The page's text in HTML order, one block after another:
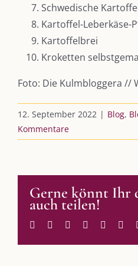
Schwedische
Kartoffel-Leberkäse-
Kartoffelbrei
Kroketten
Foto: Die Kulmbloggera //
12. September 2022 | Blog,
Kommentare
Gerne könnt Ihr
auch teilen!
Facebook
TwitterReddit LinkedIn
vkfk
Leistungen – Buchungen
AKTUELLES
Immer die passende
Im Dialog mit – Jana Florence
Im Dialog mit – Nicole Putschky-